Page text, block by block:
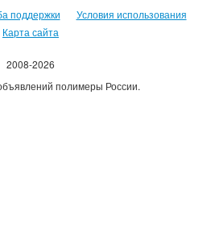
поддержки
Условия использования
Карта сайта
2008-2026
полимеры России.